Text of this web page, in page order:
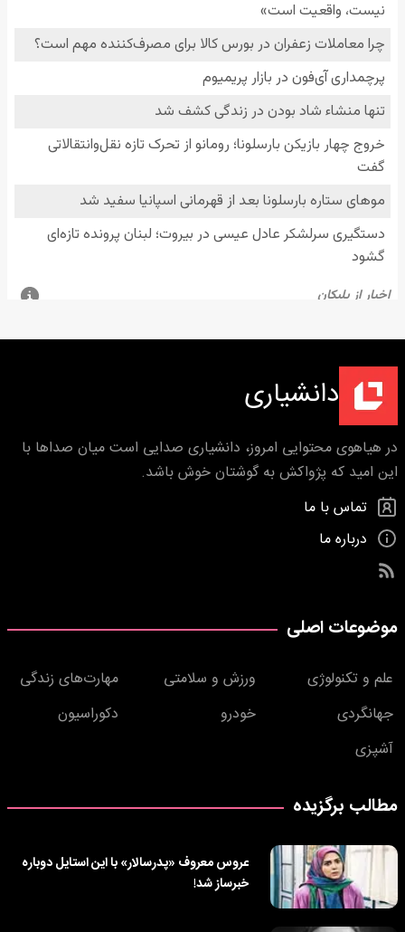
دانشیاری
در هیاهوی محتوایی امروز، دانشیاری صدایی است میان صداها با
این امید که پژواکش به گوشتان خوش باشد.
تماس با ما
درباره ما
موضوعات اصلی
علم و تکنولوژی ورزش و سلامتی
مهارت‌های زندگی
جهانگردی
خودرو
دکوراسیون
آشپزی
مطالب برگزیده
عروس معروف «پدرسالار» با این استایل دوباره
خبرساز شد!